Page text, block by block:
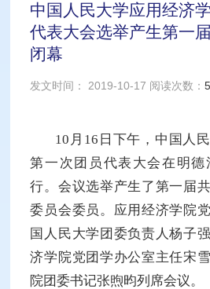
中国人民大学应用经济
代表大会选举产生第一
闭幕
发文时间： 2019-10-17 阅读次数：
10月16日下午，中国人
第一次团员代表大会在明德
行。会议选举产生了第一届
委员会委员。应用经济学院
国人民大学团委负责人杨子
济学院党团学办公室主任宋
院团委书记张煦昀列席会议。